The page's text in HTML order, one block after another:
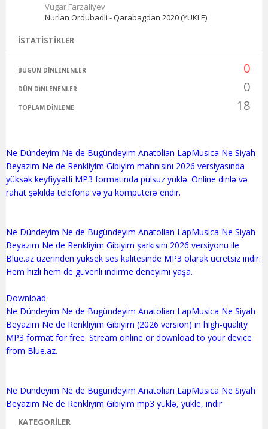
Vugar Farzaliyev
Nurlan Ordubadli - Qarabagdan 2020 (YUKLE)
İSTATISTIKLER
BUGÜN DINLENENLER 0
DÜN DINLENENLER 0
TOPLAM DINLEME 18
Ne Dündeyim Ne de Bugündeyim Anatolian LapMusica Ne Siyah
Beyazım Ne de Renkliyim Gibiyim mahnısını 2026 versiyasında
yüksək keyfiyyətli MP3 formatında pulsuz yüklə. Online dinlə və
rahat şəkildə telefona və ya kompüterə endir.
Ne Dündeyim Ne de Bugündeyim Anatolian LapMusica Ne Siyah
Beyazım Ne de Renkliyim Gibiyim şarkısını 2026 versiyonu ile
Blue.az üzerinden yüksek ses kalitesinde MP3 olarak ücretsiz indir.
Hem hızlı hem de güvenli indirme deneyimi yaşa.
Download
Ne Dündeyim Ne de Bugündeyim Anatolian LapMusica Ne Siyah
Beyazım Ne de Renkliyim Gibiyim (2026 version) in high-quality
MP3 format for free. Stream online or download to your device
from Blue.az.
Ne Dündeyim Ne de Bugündeyim Anatolian LapMusica Ne Siyah
KATEGORILER